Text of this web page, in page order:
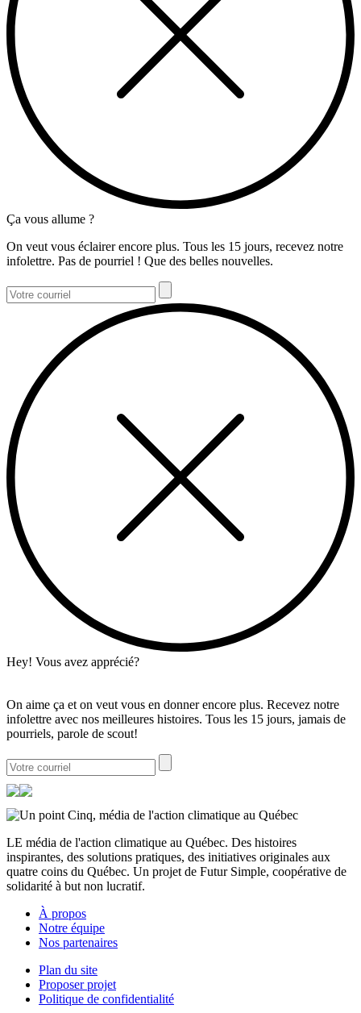
Ça vous allume ?
On veut vous éclairer encore plus. Tous les 15 jours, recevez notre
infolettre. Pas de pourriel ! Que des belles nouvelles.
Hey! Vous avez apprécié?
On aime ça et on veut vous en donner encore plus. Recevez notre
infolettre avec nos meilleures histoires. Tous les 15 jours, jamais de
pourriels, parole de scout!
LE média de l'action climatique au Québec. Des histoires
inspirantes, des solutions pratiques, des initiatives originales aux
quatre coins du Québec. Un projet de Futur Simple, coopérative de
solidarité à but non lucratif.
À propos
Notre équipe
Nos partenaires
Plan du site
Proposer projet
Politique de confidentialité